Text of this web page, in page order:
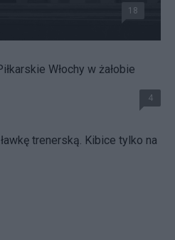
18
Włochy w żałobie
4
trenerską. Kibice tylko na